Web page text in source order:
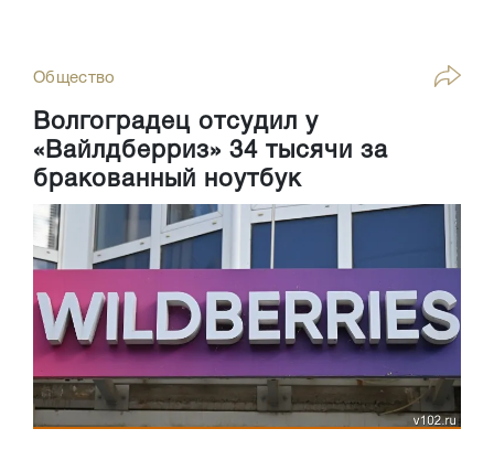
Общество
Волгоградец отсудил у
«Вайлдберриз» 34 тысячи за
бракованный ноутбук